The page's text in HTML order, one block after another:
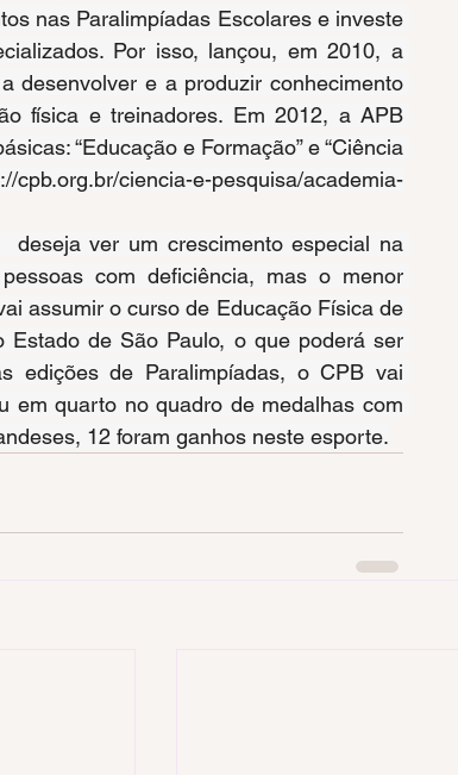
nas Paralimpíadas Escolares e investe
Por isso, lançou, em 2010, a
desenvolver e a produzir conhecimento
física e treinadores. Em 2012, a APB
“Educação e Formação” e “Ciência
cpb.org.br/ciencia-e-pesquisa/academia-
ver um crescimento especial na
com deficiência, mas o menor
assumir o curso de Educação Física de
Estado de São Paulo, o que poderá ser
edições de Paralimpíadas, o CPB vai
em quarto no quadro de medalhas com
12 foram ganhos neste esporte.